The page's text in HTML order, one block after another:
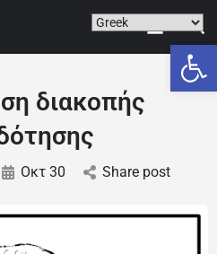
διακοπής
Οκτ 30 Share post